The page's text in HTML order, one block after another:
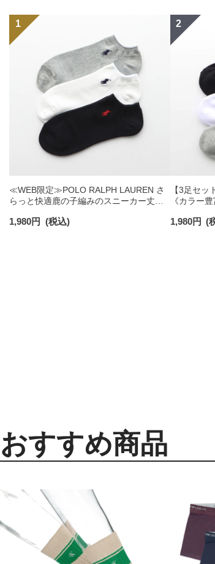
≪WEB限定≫POLO RALPH LAUREN さ
らっと快適鹿の子編みのスニーカー丈ソ
ズ レディース 92022800
1,980円 (税込)
【3足セッ
《カラー
ンズ
1,980円 (
おすすめ商品